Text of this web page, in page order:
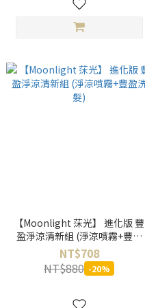
【Moonlight 莯光】 進化版 豐
盈淨涼清新組 (淨涼噴霧+豐盈
洗髮)
NT$708
NT$880 -20%